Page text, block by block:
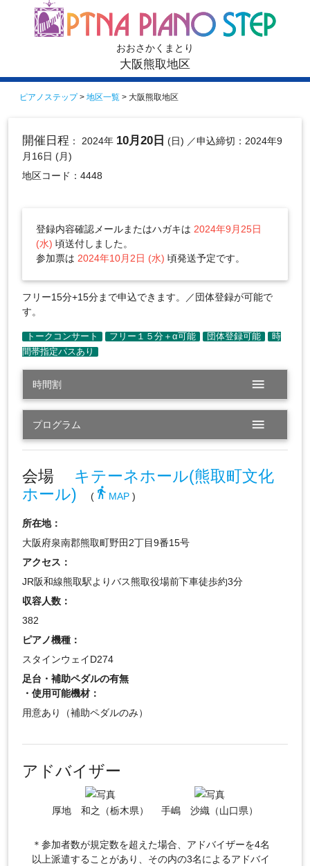
おおさかくまとり
大阪熊取地区
ピアノステップ> 地区一覧 > 大阪熊取地区
開催日程 ： 2024年 10月20日 (日) ／申込締切：2024年9
月16日 (月)
地区コード：4448
登録内容確認メールまたはハガキは 2024年9月25日
(水) 頃送付しました。
参加票は 2024年10月2日 (水) 頃発送予定です。
フリー15分+15分まで申込できます。／団体登録が可能で
す。
時間割 menu
プログラム menu
会場 キテーネホール(熊取町文化
ホール)
(directions_walk MAP)
所在地：
大阪府泉南郡熊取町野田2丁目9番15号
アクセス：
JR阪和線熊取駅よりバス熊取役場前下車徒歩約3分
収容人数：
382
ピアノ機種：
スタインウェイD274
足台・補助ペダルの有無
・使用可能機材：
用意あり（補助ペダルのみ）
アドバイザー
厚地 和之（栃木県） 手嶋 沙織（山口県）
＊参加者数が規定数を超えた場合、アドバイザーを4名
以上派遣することがあり、その内の3名によるアドバイ